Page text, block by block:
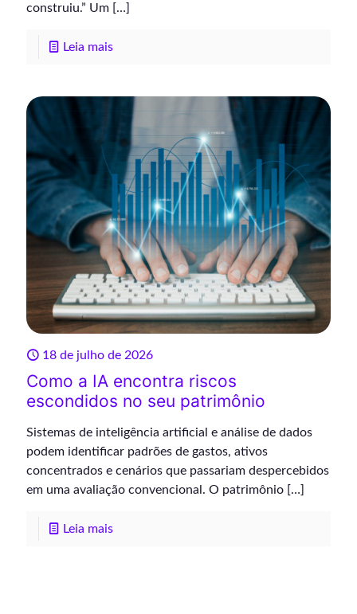
construiu.” Um […]
Leia mais
18 de julho de 2026
Como a IA encontra riscos
escondidos no seu patrimônio
Sistemas de inteligência artificial e análise de dados
podem identificar padrões de gastos, ativos
concentrados e cenários que passariam despercebidos
em uma avaliação convencional. O patrimônio […]
Leia mais